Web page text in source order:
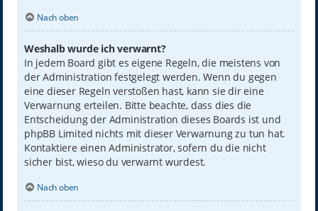
Nach oben
Weshalb wurde ich verwarnt?
In jedem Board gibt es eigene Regeln, die meistens von
der Administration festgelegt werden. Wenn du gegen
eine dieser Regeln verstoßen hast, kann sie dir eine
Verwarnung erteilen. Bitte beachte, dass dies die
Entscheidung der Administration dieses Boards ist und
phpBB Limited nichts mit dieser Verwarnung zu tun hat.
Kontaktiere einen Administrator, sofern du die nicht
sicher bist, wieso du verwarnt wurdest.
Nach oben